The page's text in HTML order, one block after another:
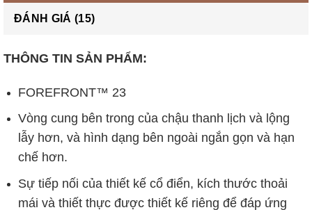
ĐÁNH GIÁ (15)
THÔNG TIN SẢN PHẨM:
FOREFRONT™ 23
Vòng cung bên trong của chậu thanh lịch và lộng
lẫy hơn, và hình dạng bên ngoài ngắn gọn và hạn
chế hơn.
Sự tiếp nối của thiết kế cổ điển, kích thước thoải
mái và thiết thực được thiết kế riêng để đáp ứng